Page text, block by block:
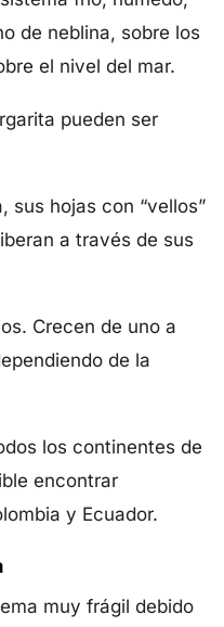
de neblina, sobre los
el nivel del mar.
pueden ser
sus hojas con “vellos”
a través de sus
Crecen de uno a
de la
los continentes de
encontrar
y Ecuador.
muy frágil debido